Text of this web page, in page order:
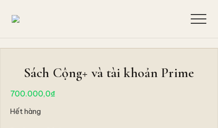
content
qua
sidebar
hiện
ngẫm
chất,
giải
quyết
Menu
Sách Cộng+ và tài khoản Prime
700.000,0₫
Hết hàng